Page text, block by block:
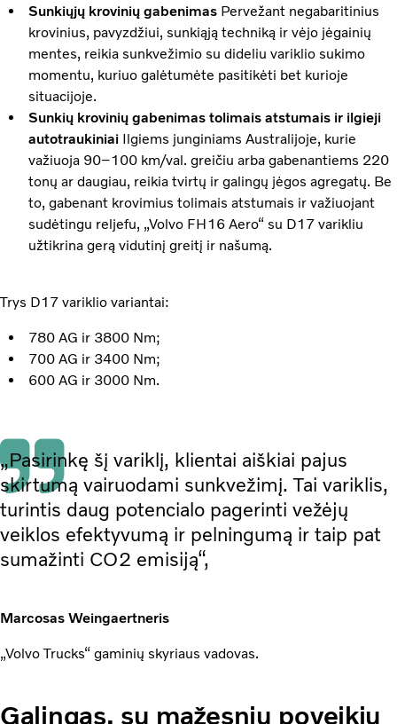
Sunkiųjų krovinių gabenimasPervežant negabaritinius
krovinius, pavyzdžiui, sunkiąją techniką ir vėjo jėgainių
mentes, reikia sunkvežimio su dideliu variklio sukimo
momentu, kuriuo galėtumėte pasitikėti bet kurioje
situacijoje.
Sunkių krovinių gabenimas tolimais atstumais ir ilgieji
autotraukiniai Ilgiems junginiams Australijoje, kurie
važiuoja 90–100 km/val. greičiu arba gabenantiems 220
tonų ar daugiau, reikia tvirtų ir galingų jėgos agregatų. Be
to, gabenant krovimius tolimais atstumais ir važiuojant
sudėtingu reljefu, „Volvo FH16 Aero“ su D17 varikliu
užtikrina gerą vidutinį greitį ir našumą.
Trys D17 variklio variantai:
780 AG ir 3800 Nm;
700 AG ir 3400 Nm;
600 AG ir 3000 Nm.
„Pasirinkę šį variklį, klientai aiškiai pajus
skirtumą vairuodami sunkvežimį. Tai variklis,
turintis daug potencialo pagerinti vežėjų
veiklos efektyvumą ir pelningumą ir taip pat
sumažinti CO2 emisiją“,
Marcosas Weingaertneris
„Volvo Trucks“ gaminių skyriaus vadovas.
Galingas, su mažesniu poveikiu